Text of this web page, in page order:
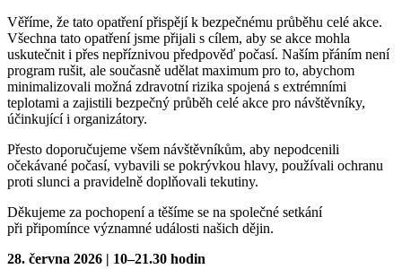
Věříme, že tato opatření přispějí k bezpečnému průběhu celé akce.
Všechna tato opatření jsme přijali s cílem, aby se akce mohla
uskutečnit i přes nepříznivou předpověď počasí. Naším přáním není
program rušit, ale současně udělat maximum pro to, abychom
minimalizovali možná zdravotní rizika spojená s extrémními
teplotami a zajistili bezpečný průběh celé akce pro návštěvníky,
účinkující i organizátory.
Přesto doporučujeme všem návštěvníkům, aby nepodcenili
očekávané počasí, vybavili se pokrývkou hlavy, používali ochranu
proti slunci a pravidelně doplňovali tekutiny.
Děkujeme za pochopení a těšíme se na společné setkání
při připomínce významné události našich dějin.
28. června 2026 | 10–21.30 hodin